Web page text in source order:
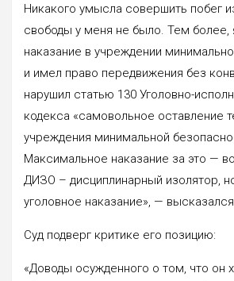
Никакого умысла совершить побег
свободы у меня не было. Тем более,
наказание в учреждении
и имел право передвижения без
нарушил статью 130 Уголовно-
кодекса «самовольное оставление
учреждения минимальной
Максимальное наказание за это —
ДИЗО – дисциплинарный изолятор,
уголовное наказание», —
Суд подверг критике его позицию:
«Доводы осужденного о том, что он